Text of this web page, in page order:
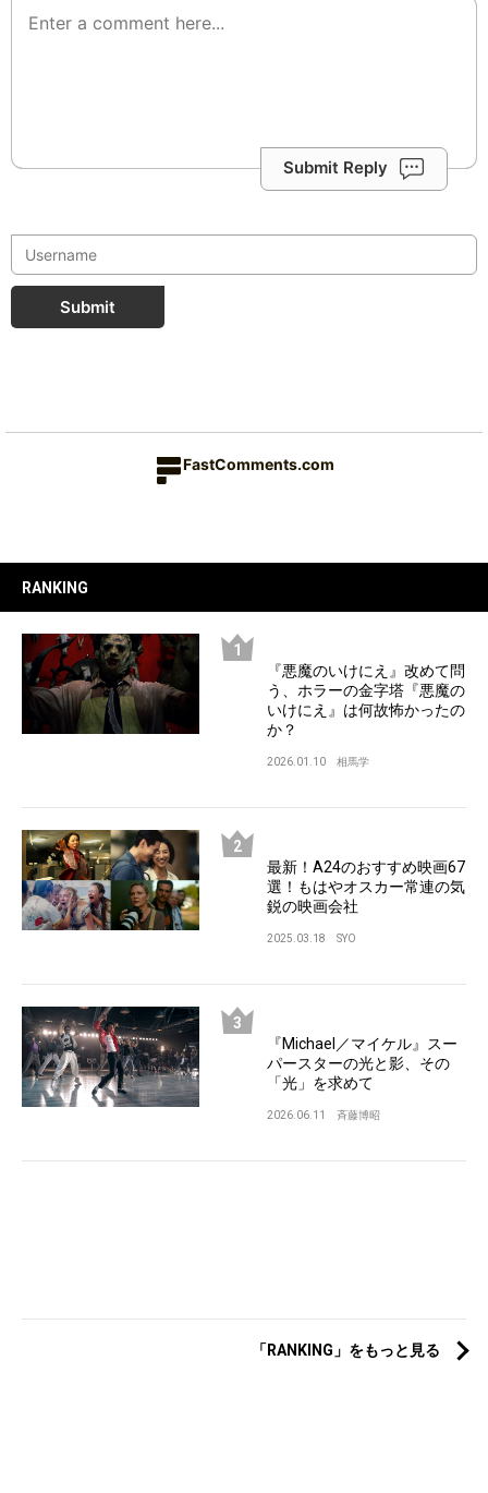
Submit Reply
Submit
FastComments.com
RANKING
『悪魔のいけにえ』改めて問
う、ホラーの金字塔『悪魔の
いけにえ』は何故怖かったの
か？
2026.01.10 相馬学
最新！A24のおすすめ映画67
選！もはやオスカー常連の気
鋭の映画会社
2025.03.18 SYO
『Michael／マイケル』スー
パースターの光と影、その
「光」を求めて
2026.06.11 斉藤博昭
「RANKING」をもっと見る